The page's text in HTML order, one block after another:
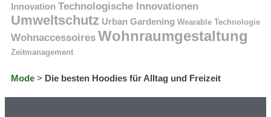
Innovation Technologische Innovationen
Umweltschutz Urban Gardening Wearable Technologie
Wohnaccessoires Wohnraumgestaltung
Zeitmanagement
Mode > Die besten Hoodies für Alltag und Freizeit